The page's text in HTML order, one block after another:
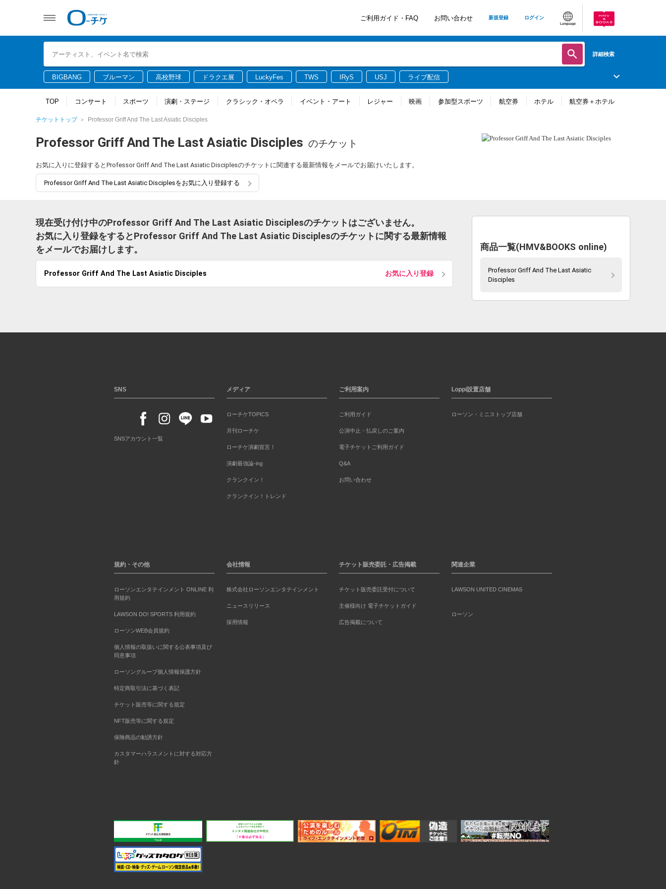
ご利用ガイド・FAQ お問い合わせ 新規登録 ログイン
Language
詳細検索
BIGBANG ブルーマン 高校野球 ドラクエ展 LuckyFes TWS IRyS USJ ライブ配信
TOP コンサート スポーツ 演劇・ステージ クラシック・オペラ イベント・アート レジャー 映画 参加型スポーツ 航空券 ホテル 航空券＋ホテル
チケットトップ Professor Griff And The Last Asiatic Disciples
Professor Griff And The Last Asiatic Disciples のチケット
お気に入りに登録するとProfessor Griff And The Last Asiatic Disciplesのチケットに関連する最新情報をメールでお届けいたします。
Professor Griff And The Last Asiatic Disciplesをお気に入り登録する
現在受け付け中のProfessor Griff And The Last Asiatic Disciplesのチケットはございません。
お気に入り登録をするとProfessor Griff And The Last Asiatic Disciplesのチケットに関する最新情報
をメールでお届けします。
Professor Griff And The Last Asiatic Disciples お気に入り登録
商品一覧(HMV&BOOKS online)
Professor Griff And The Last Asiatic
Disciples
SNS
SNSアカウント一覧
メディア
ローチケTOPICS
月刊ローチケ
ローチケ演劇宣言！
演劇最強論-ing
クランクイン！
クランクイン！トレンド
ご利用案内
ご利用ガイド
公演中止・払戻しのご案内
電子チケットご利用ガイド
Q&A
お問い合わせ
Loppi設置店舗
ローソン・ミニストップ店舗
規約・その他
ローソンエンタテインメント ONLINE 利
用規約
LAWSON DO! SPORTS 利用規約
ローソンWEB会員規約
個人情報の取扱いに関する公表事項及び
同意事項
ローソングループ個人情報保護方針
特定商取引法に基づく表記
チケット販売等に関する規定
NFT販売等に関する規定
保険商品の勧誘方針
カスタマーハラスメントに対する対応方
針
会社情報
株式会社ローソンエンタテインメント
ニュースリリース
採用情報
チケット販売委託・広告掲載
チケット販売委託受付について
主催様向け 電子チケットガイド
広告掲載について
関連企業
LAWSON UNITED CINEMAS
ローソン